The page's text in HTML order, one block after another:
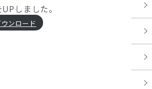
しました。
ウンロード